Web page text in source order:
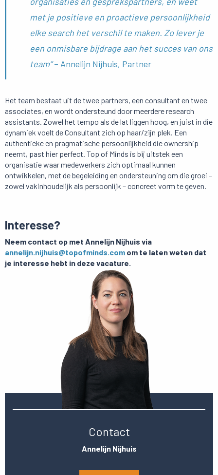
met je positieve en proactieve persoonlijkheid
elke search het verschil te maken. Zo lever je
een onmisbare bijdrage aan het succes van ons
team”– Annelijn Nijhuis, Partner
Het team bestaat uit de twee partners, een consultant en twee
associates, en wordt ondersteund door meerdere research
assistants. Zowel het tempo als de lat liggen hoog, en juist in die
dynamiek voelt de Consultant zich op haar/zijn plek. Een
authentieke en pragmatische persoonlijkheid die ownership
neemt, past hier perfect. Top of Minds is bij uitstek een
organisatie waar medewerkers zich optimaal kunnen
ontwikkelen, met de begeleiding en ondersteuning om die groei –
zowel vakinhoudelijk als persoonlijk – concreet vorm te geven.
Interesse?
Neem contact op met Annelijn Nijhuis via
annelijn.nijhuis@topofminds.com om te laten weten dat
je interesse hebt in deze vacature.
Contact
Annelijn Nijhuis